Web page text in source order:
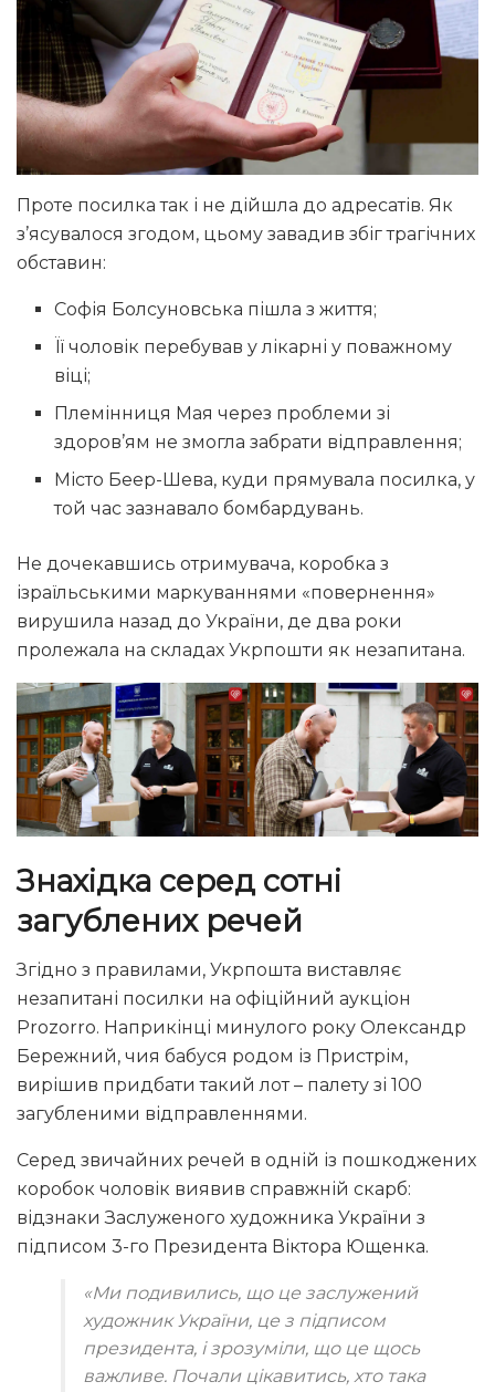
Проте посилка так і не дійшла до адресатів. Як
з’ясувалося згодом, цьому завадив збіг трагічних
обставин:
Софія Болсуновська пішла з життя;
Її чоловік перебував у лікарні у поважному
віці;
Племінниця Мая через проблеми зі
здоров’ям не змогла забрати відправлення;
Місто Беер-Шева, куди прямувала посилка, у
той час зазнавало бомбардувань.
Не дочекавшись отримувача, коробка з
ізраїльськими маркуваннями «повернення»
вирушила назад до України, де два роки
пролежала на складах Укрпошти як незапитана.
Знахідка серед сотні
загублених речей
Згідно з правилами, Укрпошта виставляє
незапитані посилки на офіційний аукціон
Prozorro. Наприкінці минулого року Олександр
Бережний, чия бабуся родом із Пристрім,
вирішив придбати такий лот – палету зі 100
загубленими відправленнями.
Серед звичайних речей в одній із пошкоджених
коробок чоловік виявив справжній скарб:
відзнаки Заслуженого художника України з
підписом 3-го Президента Віктора Ющенка.
«Ми подивились, що це заслужений
художник України, це з підписом
президента, і зрозуміли, що це щось
важливе. Почали цікавитись, хто така